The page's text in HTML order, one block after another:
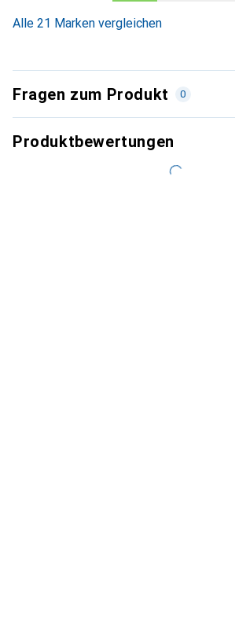
Alle 21 Marken vergleichen
Fragen zum Produkt 0
Produktbewertungen